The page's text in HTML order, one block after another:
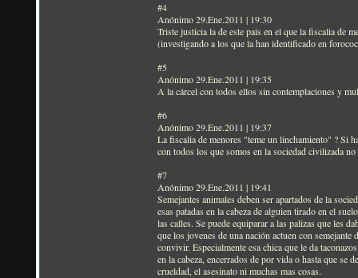
#4
Anónimo 29.Ene.2011 | 19:30
Triste justicia la de este pais en el que la fiscalia de
(investigando a los que la han identificado en
#5
Anónimo 29.Ene.2011 | 19:35
A la cárcel con todos ellos sin contemplaciones y
#6
Anónimo 29.Ene.2011 | 19:37
La fiscalia de menores "teme un linchamiento" ? Si
con todos los que somos en la sociedad civilizada
#7
Anónimo 29.Ene.2011 | 19:41
Semejantes animales deben ser apartados de la
esas patadas en la cabeza de alguien tirado en el
las calles. Se puede equiparar a las palizas que les
que los jovenes de una nación actuen con
convivir. Especialmente esa chica que le da
en la cabeza, encerrados de por vida o hasta que se
crueldad, el asesinato ni muchas mas cosas.